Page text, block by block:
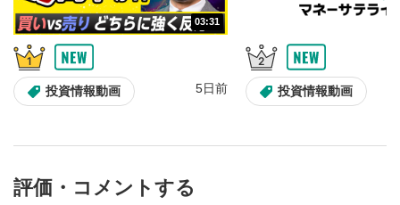
7
音量調整
スライダーを上下すると音量が調整できます。
8
全画面表示
03:31
投資情報動画 5日前 投資情報動画
評価・コメントする